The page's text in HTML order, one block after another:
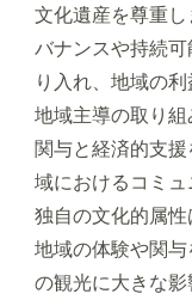
文化遺産を尊重
バナンスや持続
り入れ、地域の
地域主導の取り
関与と経済的支
域におけるコミ
独自の文化的属性
地域の体験や関
の観光に大きな影